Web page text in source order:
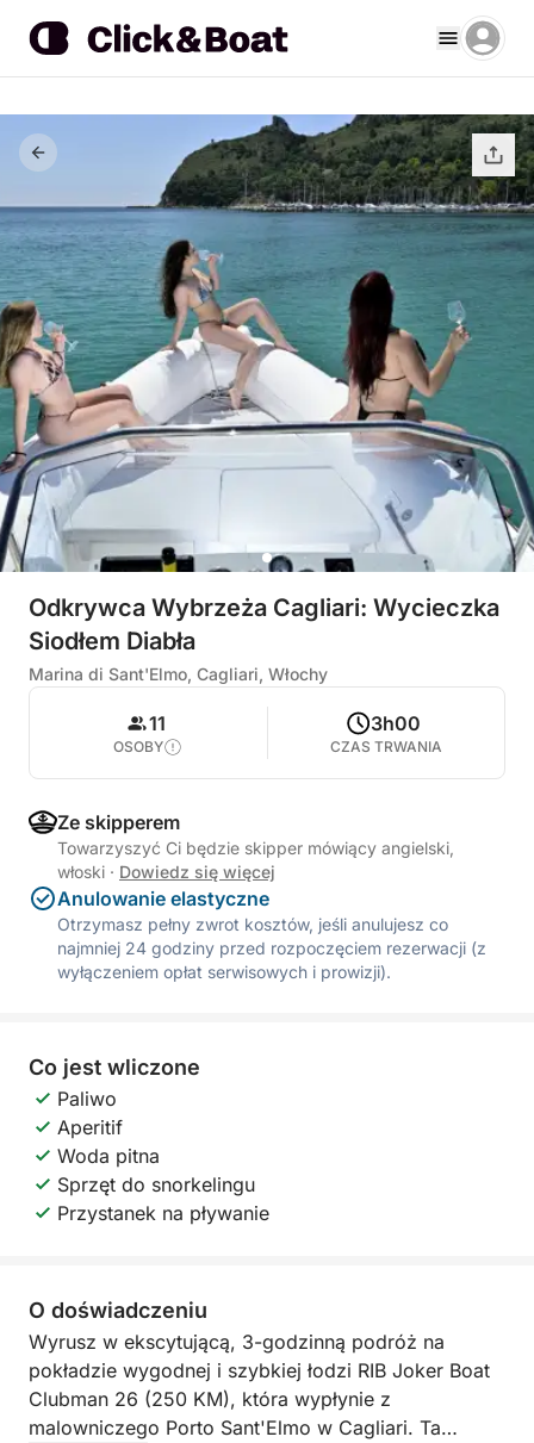
Odkrywca Wybrzeża Cagliari: Wycieczka
Siodłem Diabła
Marina di Sant'Elmo, Cagliari, Włochy
11
OSOBY
3h00
CZAS TRWANIA
Ze skipperem
Towarzyszyć Ci będzie skipper mówiący angielski,
włoski · Dowiedz się więcej
Anulowanie elastyczne
Otrzymasz pełny zwrot kosztów, jeśli anulujesz co
najmniej 24 godziny przed rozpoczęciem rezerwacji (z
wyłączeniem opłat serwisowych i prowizji).
Co jest wliczone
Paliwo
Aperitif
Woda pitna
Sprzęt do snorkelingu
Przystanek na pływanie
O doświadczeniu
Wyrusz w ekscytującą, 3-godzinną podróż na
pokładzie wygodnej i szybkiej łodzi RIB Joker Boat
Clubman 26 (250 KM), która wypłynie z
malowniczego Porto Sant'Elmo w Cagliari. Ta